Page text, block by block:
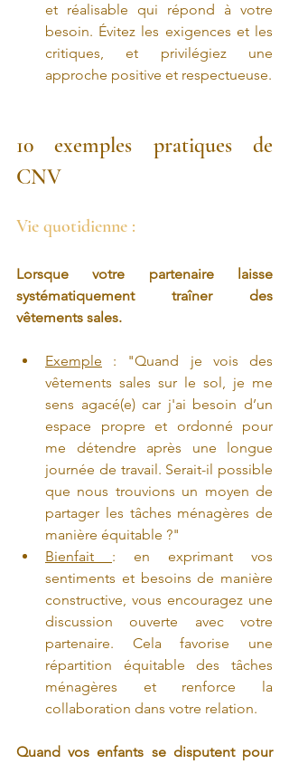
et réalisable qui répond à votre
besoin. Évitez les exigences et les
critiques, et privilégiez une
approche positive et respectueuse.
10 exemples pratiques de
CNV
Vie quotidienne :
Lorsque votre partenaire laisse
systématiquement traîner des
vêtements sales.
Exemple : "Quand je vois des
vêtements sales sur le sol, je me
sens agacé(e) car j'ai besoin d’un
espace propre et ordonné pour
me détendre après une longue
journée de travail. Serait-il possible
que nous trouvions un moyen de
partager les tâches ménagères de
manière équitable ?"
Bienfait : en exprimant vos
sentiments et besoins de manière
constructive, vous encouragez une
discussion ouverte avec votre
partenaire. Cela favorise une
répartition équitable des tâches
ménagères et renforce la
collaboration dans votre relation.
Quand vos enfants se disputent pour